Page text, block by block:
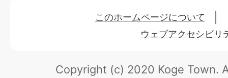
このホームページについて
ウェブアクセシビリ
Copyright (c) 2020 Koge Town.